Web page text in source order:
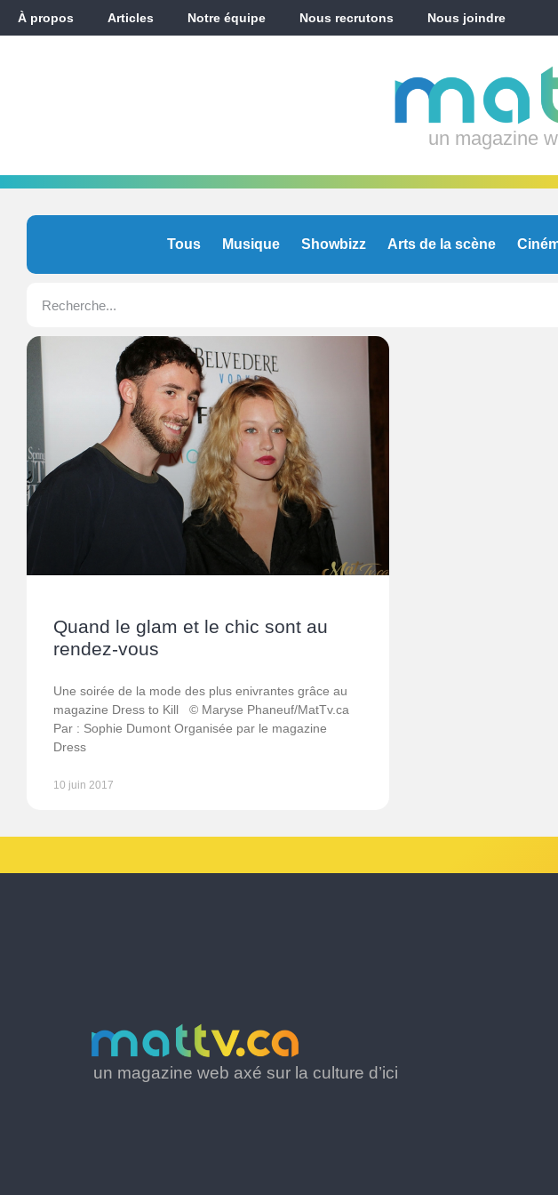
À propos Articles Notre équipe Nous recrutons Nous joindre
un magazine
Tous Musique Showbizz Arts de la scène
Quand le glam et le chic sont au
rendez-vous
Une soirée de la mode des plus enivrantes grâce au
magazine Dress to Kill © Maryse Phaneuf/MatTv.ca
Par : Sophie Dumont Organisée par le magazine
Dress
10 juin 2017
un magazine web axé sur la culture d’ici